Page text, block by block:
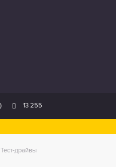
13 255
Тест-драйвы